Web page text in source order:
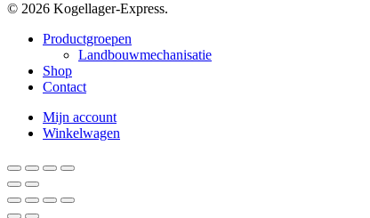
© 2026 Kogellager-Express.
Close
Productgroepen
Landbouwmechanisatie
Shop
Contact
Mijn account
Winkelwagen